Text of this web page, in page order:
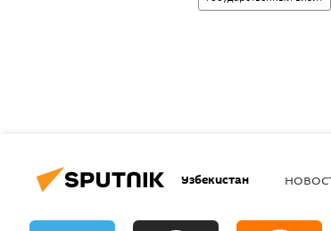
Узбекистан